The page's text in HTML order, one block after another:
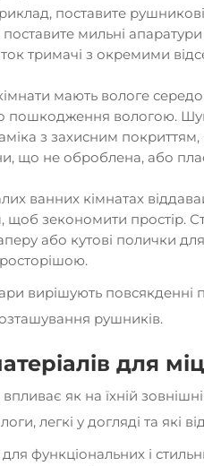
поставите
мильні
тримачі з окремими
мають вологе
пошкодження вологою.
з захисним покриттям,
що не оброблена, або
ванних кімнатах
щоб зекономити простір.
або кутові полички
вирішують повсякденні
рушників.
для
як на їхній
легкі у догляді та які
функціональних і